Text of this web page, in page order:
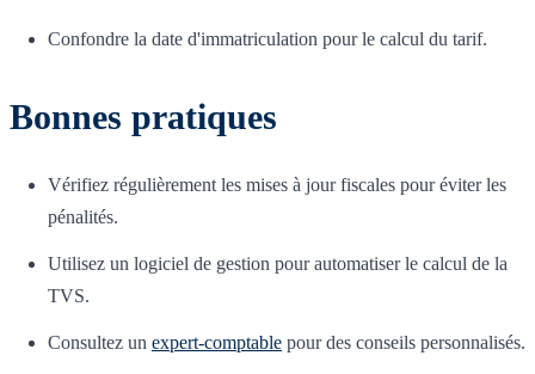
Confondre la date d'immatriculation pour le calcul du tarif.
Bonnes pratiques
Vérifiez régulièrement les mises à jour fiscales pour éviter les
pénalités.
Utilisez un logiciel de gestion pour automatiser le calcul de la
TVS.
Consultez un expert-comptable pour des conseils personnalisés.